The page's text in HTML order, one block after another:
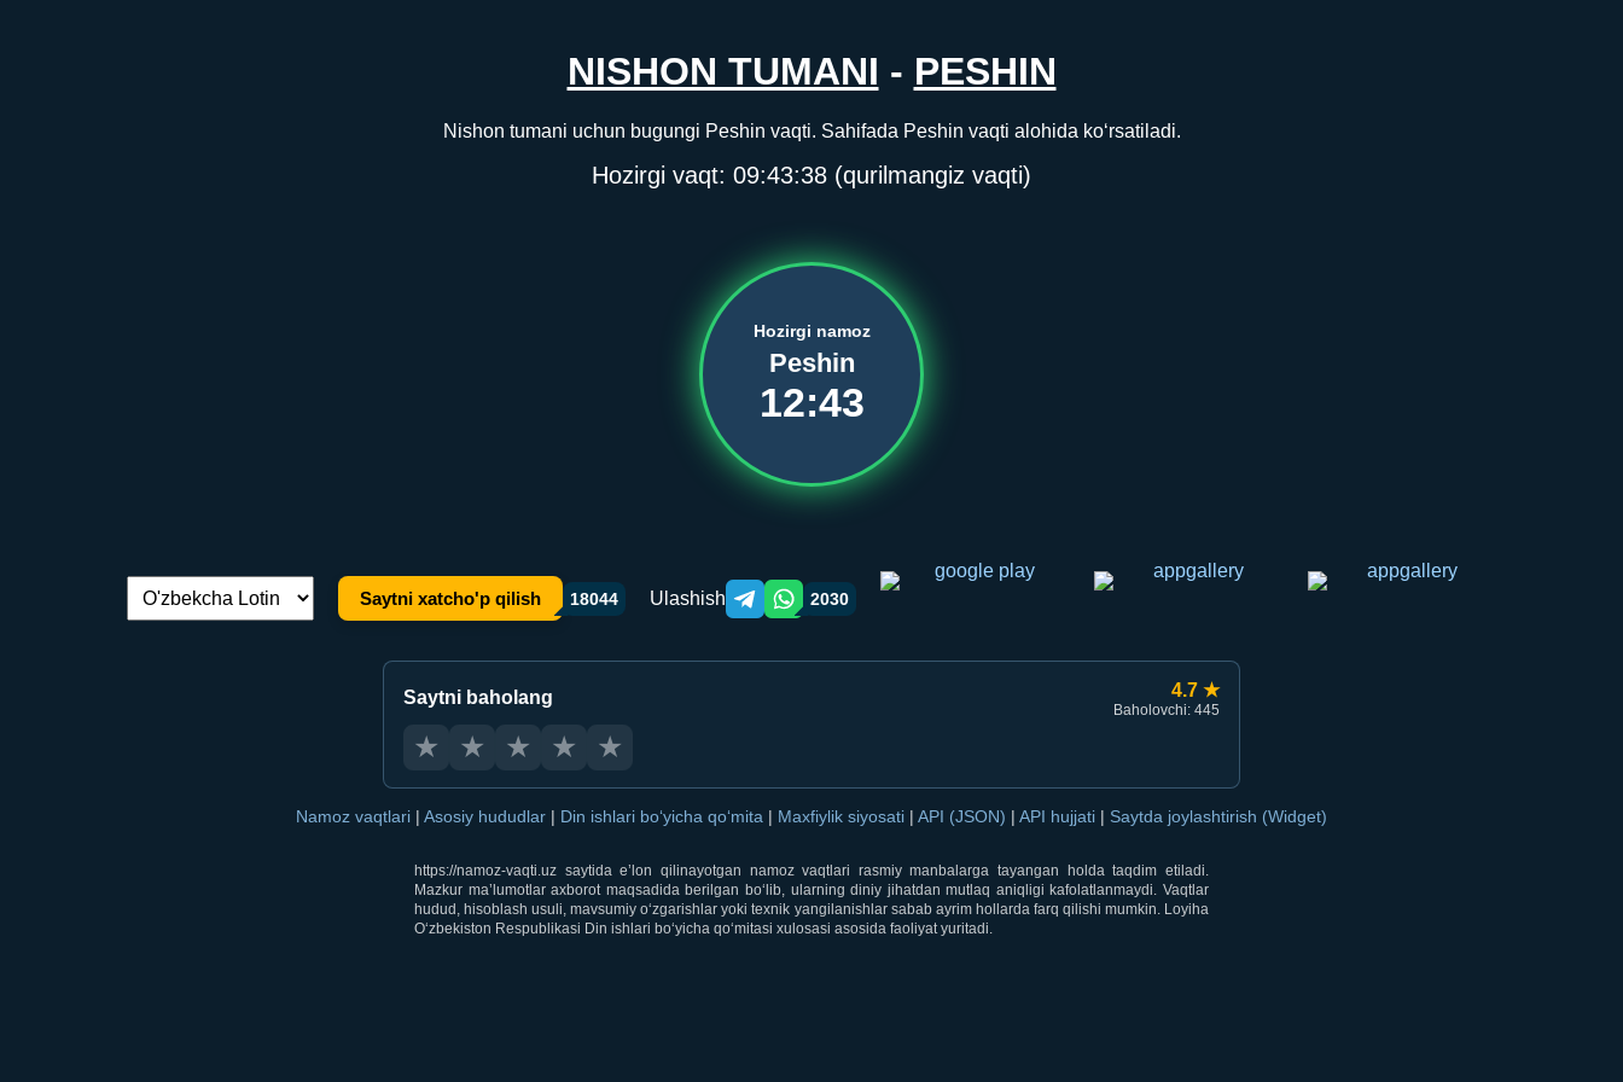
NISHON TUMANI - PESHIN
Nishon tumani uchun bugungi Peshin vaqti. Sahifada Peshin vaqti alohida ko‘rsatiladi.
Hozirgi vaqt: 09:43:38 (qurilmangiz vaqti)
Hozirgi namoz
Peshin
12:43
Tilni almashtirish: Saytni xatcho'p qilish 18044 Ulashish Telegram orqali ulashish
WhatsApp orqali ulashish
2030
Saytni baholang 4.7 ★
Baholovchi: 445
★ ★ ★ ★ ★
Namoz vaqtlari | Asosiy hududlar | Din ishlari bo‘yicha qo‘mita | Maxfiylik siyosati | API (JSON) | API hujjati | Saytda joylashtirish (Widget)
https://namoz-vaqti.uz saytida e’lon qilinayotgan namoz vaqtlari rasmiy manbalarga tayangan holda taqdim etiladi.
Mazkur ma’lumotlar axborot maqsadida berilgan bo‘lib, ularning diniy jihatdan mutlaq aniqligi kafolatlanmaydi. Vaqtlar
hudud, hisoblash usuli, mavsumiy o‘zgarishlar yoki texnik yangilanishlar sabab ayrim hollarda farq qilishi mumkin. Loyiha
O‘zbekiston Respublikasi Din ishlari bo‘yicha qo‘mitasi xulosasi asosida faoliyat yuritadi.